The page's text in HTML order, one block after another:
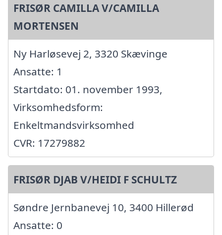
FRISØR CAMILLA V/CAMILLA
MORTENSEN
Ny Harløsevej 2, 3320 Skævinge
Ansatte: 1
Startdato: 01. november 1993,
Virksomhedsform:
Enkeltmandsvirksomhed
CVR: 17279882
FRISØR DJAB V/HEIDI F SCHULTZ
Søndre Jernbanevej 10, 3400 Hillerød
Ansatte: 0